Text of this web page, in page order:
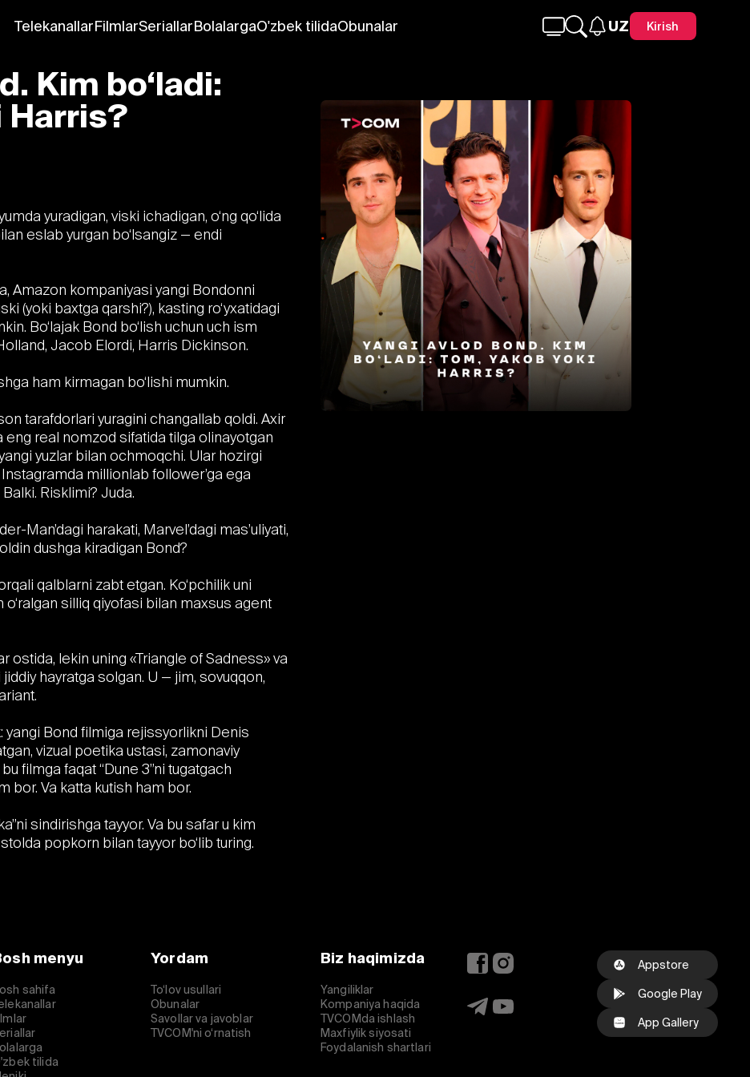
TelekanallarFilmlarSeriallarBolalargaO'zbek tilidaObunalar UZ Kirish
Kim bo‘ladi:
Harris?
yuradigan, viski ichadigan, o‘ng qo‘lida
eslab yurgan bo‘lsangiz — endi
Amazon kompaniyasi yangi Bondonni
(yoki baxtga qarshi?), kasting ro‘yxatidagi
Bo‘lajak Bond bo‘lish uchun uch ism
Jacob Elordi, Harris Dickinson.
ham kirmagan bo‘lishi mumkin.
tarafdorlari yuragini changallab qoldi. Axir
eng real nomzod sifatida tilga olinayotgan
yuzlar bilan ochmoqchi. Ular hozirgi
millionlab follower’ga ega
Risklimi? Juda.
Man’dagi harakati, Marvel’dagi mas’uliyati,
dushga kiradigan Bond?
qalblarni zabt etgan. Ko‘pchilik uni
o‘ralgan silliq qiyofasi bilan maxsus agent
lekin uning «Triangle of Sadness» va
hayratga solgan. U — jim, sovuqqon,
Bond filmiga rejissyorlikni Denis
vizual poetika ustasi, zamonaviy
filmga faqat “Dune 3”ni tugatgach
bor. Va katta kutish ham bor.
sindirishga tayyor. Va bu safar u kim
popkorn bilan tayyor bo‘lib turing.
menyu
sahifa
tilida
Yordam
To‘lov usullari
Obunalar
Savollar va javoblar
TVCOM'ni o‘rnatish
Biz haqimizda
Yangiliklar
Kompaniya haqida
TVCOMda ishlash
Maxfiylik siyosati
Foydalanish shartlari
Appstore
Google Play
App Gallery